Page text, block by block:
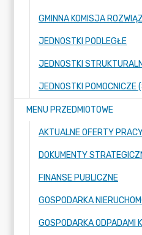
JEDNOSTKI PODLEGŁE
JEDNOSTKI
MENU PRZEDMIOTOWE
AKTUALNE OFERTY
DOKUMENTY
FINANSE PUBLICZNE